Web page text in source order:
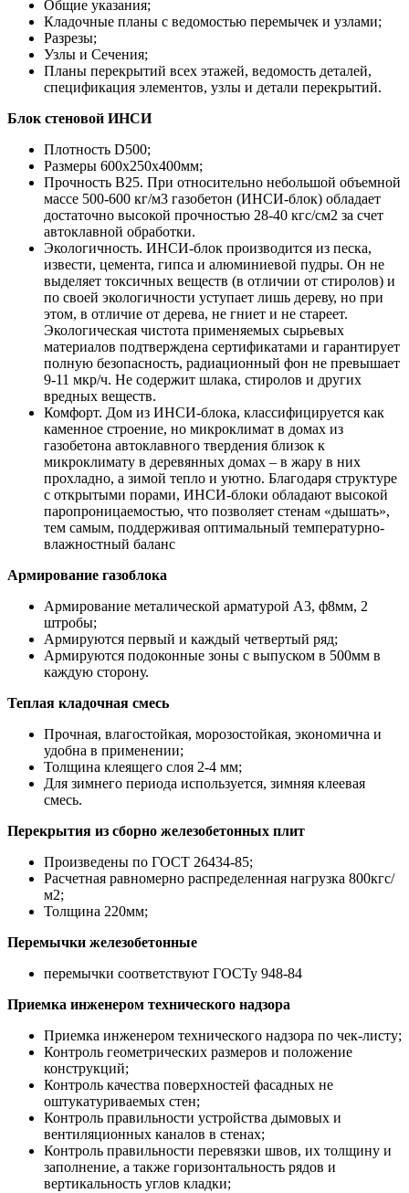
Общие указания;
Кладочные планы с ведомостью перемычек и узлами;
Разрезы;
Узлы и Сечения;
Планы перекрытий всех этажей, ведомость деталей,
спецификация элементов, узлы и детали перекрытий.
Блок стеновой ИНСИ
Плотность D500;
Размеры 600х250х400мм;
Прочность B25. При относительно небольшой объемной
массе 500-600 кг/м3 газобетон (ИНСИ-блок) обладает
достаточно высокой прочностью 28-40 кгс/см2 за счет
автоклавной обработки.
Экологичность. ИНСИ-блок производится из песка,
извести, цемента, гипса и алюминиевой пудры. Он не
выделяет токсичных веществ (в отличии от стиролов) и
по своей экологичности уступает лишь дереву, но при
этом, в отличие от дерева, не гниет и не стареет.
Экологическая чистота применяемых сырьевых
материалов подтверждена сертификатами и гарантирует
полную безопасность, радиационный фон не превышает
9-11 мкр/ч. Не содержит шлака, стиролов и других
вредных веществ.
Комфорт. Дом из ИНСИ-блока, классифицируется как
каменное строение, но микроклимат в домах из
газобетона автоклавного твердения близок к
микроклимату в деревянных домах – в жару в них
прохладно, а зимой тепло и уютно. Благодаря структуре
с открытыми порами, ИНСИ-блоки обладают высокой
паропроницаемостью, что позволяет стенам «дышать»,
тем самым, поддерживая оптимальный температурно-
влажностный баланс
Армирование газоблока
Армирование металической арматурой А3, ф8мм, 2
штробы;
Армируются первый и каждый четвертый ряд;
Армируются подоконные зоны с выпуском в 500мм в
каждую сторону.
Теплая кладочная смесь
Прочная, влагостойкая, морозостойкая, экономична и
удобна в применении;
Толщина клеящего слоя 2-4 мм;
Для зимнего периода используется, зимняя клеевая
смесь.
Перекрытия из сборно железобетонных плит
Произведены по ГОСТ 26434-85;
Расчетная равномерно распределенная нагрузка 800кгс/
м2;
Толщина 220мм;
Перемычки железобетонные
перемычки соответствуют ГОСТу 948-84
Приемка инженером технического надзора
Приемка инженером технического надзора по чек-листу;
Контроль геометрических размеров и положение
конструкций;
Контроль качества поверхностей фасадных не
оштукатуриваемых стен;
Контроль правильности устройства дымовых и
вентиляционных каналов в стенах;
Контроль правильности перевязки швов, их толщину и
заполнение, а также горизонтальность рядов и
вертикальность углов кладки;